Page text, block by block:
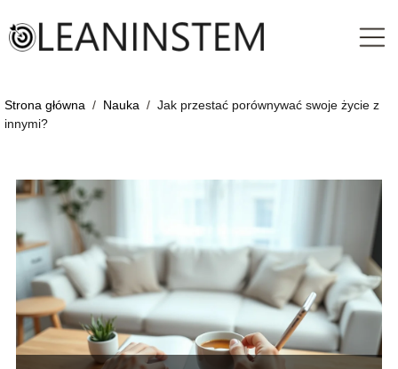
Strona główna / Nauka / Jak przestać porównywać swoje życie z
innymi?